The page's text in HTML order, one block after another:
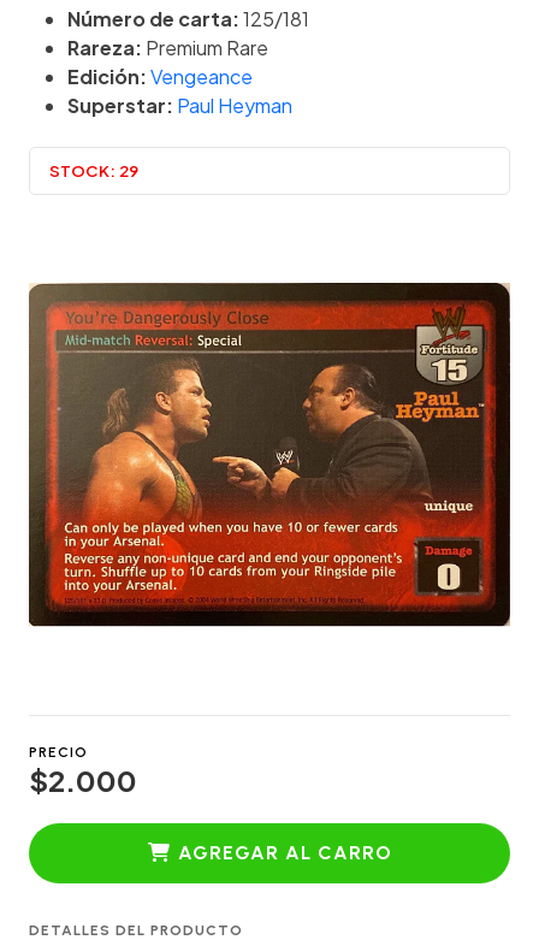
Número de carta:125/181
Rareza: Premium Rare
Edición:Vengeance
Superstar: Paul Heyman
STOCK: 29
PRECIO
$2.000
AGREGAR AL CARRO
DETALLES DEL PRODUCTO